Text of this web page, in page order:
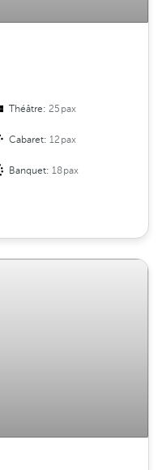
Théâtre:25pax
Cabaret:12pax
Banquet:18pax